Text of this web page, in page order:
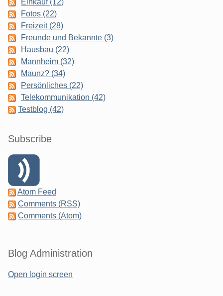
Fotos (22)
Freizeit (28)
Freunde und Bekannte (3)
Hausbau (22)
Mannheim (32)
Maunz? (34)
Persönliches (22)
Telekommunikation (42)
Testblog (42)
Subscribe
Atom Feed
Comments (RSS)
Comments (Atom)
Blog Administration
Open login screen